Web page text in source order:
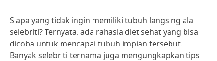
Siapa yang tidak ingin memiliki tubuh langsing ala
selebriti? Ternyata, ada rahasia diet sehat yang bisa
dicoba untuk mencapai tubuh impian tersebut.
Banyak selebriti ternama juga mengungkapkan tips